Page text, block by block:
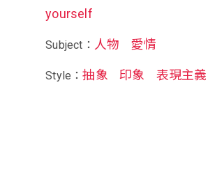
yourself
Subject： 人物 愛情
Style：抽象 印象 表現主義